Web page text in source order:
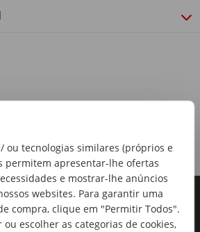
ou tecnologias similares (próprios e
permitem apresentar-lhe ofertas
e mostrar-lhe anúncios
websites. Para garantir uma
compra, clique em "Permitir Todos".
escolher as categorias de cookies,